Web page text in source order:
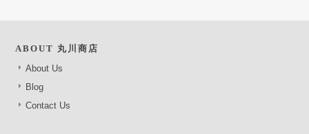
ABOUT 丸川商店
About Us
Blog
Contact Us